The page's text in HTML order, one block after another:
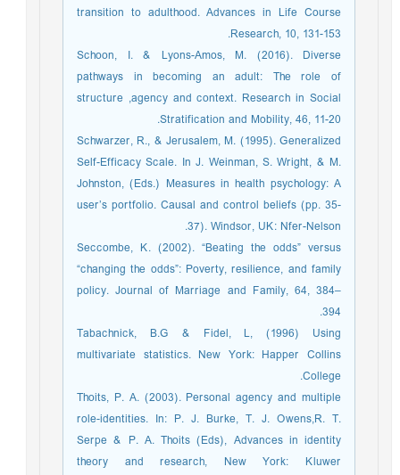
transition to adulthood. Advances in Life Course
Research, 10, 131-153.
Schoon, I. & Lyons-Amos, M. (2016). Diverse
pathways in becoming an adult: The role of
structure ,agency and context. Research in Social
Stratification and Mobility, 46, 11-20.
Schwarzer, R., & Jerusalem, M. (1995). Generalized
Self-Efficacy Scale. In J. Weinman, S. Wright, & M.
Johnston, (Eds.) Measures in health psychology: A
user’s portfolio. Causal and control beliefs (pp. 35-
37). Windsor, UK: Nfer-Nelson.
Seccombe, K. (2002). “Beating the odds” versus
“changing the odds”: Poverty, resilience, and family
policy. Journal of Marriage and Family, 64, 384–
394.
Tabachnick, B.G & Fidel, L, (1996) Using
multivariate statistics. New York: Happer Collins
College.
Thoits, P. A. (2003). Personal agency and multiple
role-identities. In: P. J. Burke, T. J. Owens,R. T.
Serpe & P. A. Thoits (Eds), Advances in identity
theory and research, New York: Kluwer